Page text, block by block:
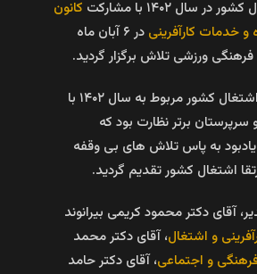
سال ۱۴۰۲ با مشارکت
کانون
و خدمات کارآفرینی
در ۶ آبان ماه
پایان طرح پایش اشتغال کشور مربوط به سال ۱۴۰۲ با
سرپرستان برتر نظارت بود که
به پاس تلاش های بی وقفه
اشتغال کشور تقدیم گردید.
آقای دکتر محمود کریمی بیرانوند
و اشتغال، آقای دکتر محمد
و اجتماعی، آقای دکتر حامد